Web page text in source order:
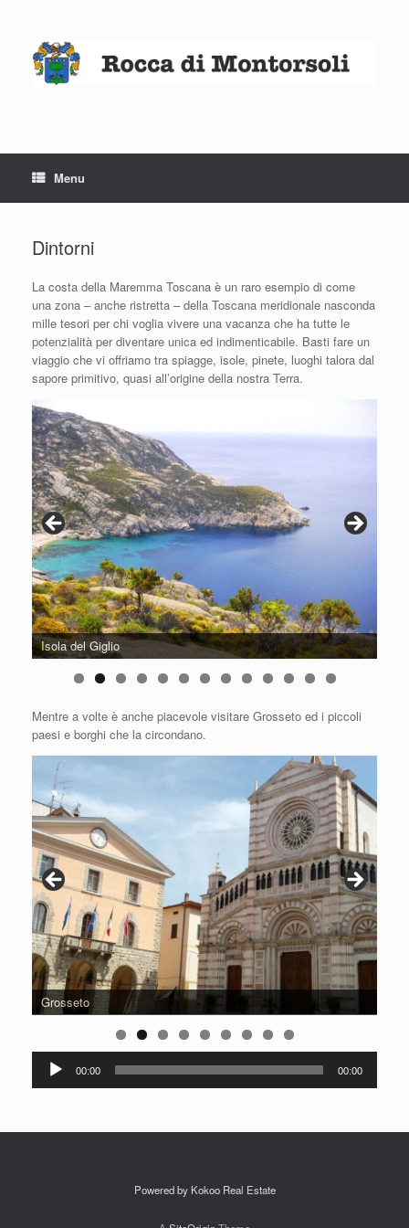
Menu
Dintorni
La costa della Maremma Toscana è un raro esempio di come
una zona – anche ristretta – della Toscana meridionale nasconda
mille tesori per chi voglia vivere una vacanza che ha tutte le
potenzialità per diventare unica ed indimenticabile. Basti fare un
viaggio che vi offriamo tra spiagge, isole, pinete, luoghi talora dal
sapore primitivo, quasi all’origine della nostra Terra.
Isola del Giglio
0 1 2
3
Mentre a volte è anche piacevole visitare Grosseto ed i piccoli
paesi e borghi che la circondano.
Grosseto
Audio
Player
00:00 00:00
Powered by Kokoo Real Estate